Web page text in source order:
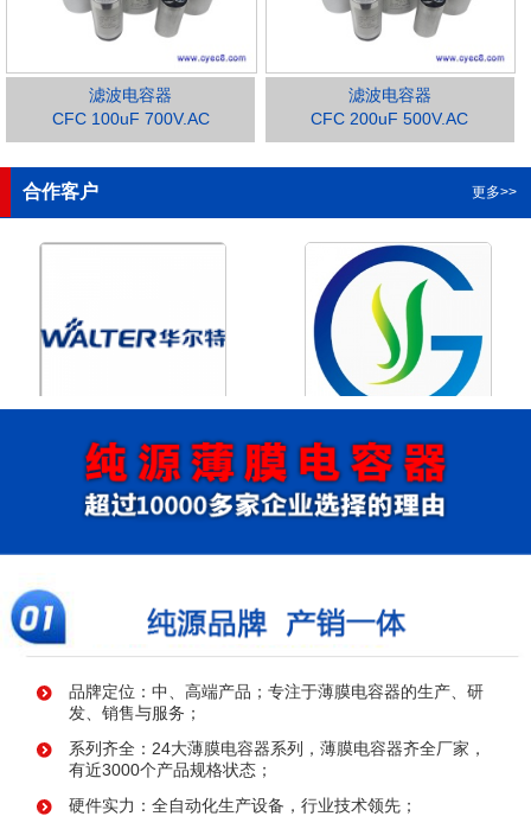
滤波电容器
CFC 100uF 700V.AC
滤波电容器
CFC 200uF 500V.AC
合作客户 更多>>
浙江华尔特机电股份有限公
司
浙江格瑶科技股份有限公司
品牌定位：中、高端产品；专注于薄膜电容器的生产、研
发、销售与服务；
系列齐全：24大薄膜电容器系列，薄膜电容器齐全厂家，
有近3000个产品规格状态；
硬件实力：全自动化生产设备，行业技术领先；